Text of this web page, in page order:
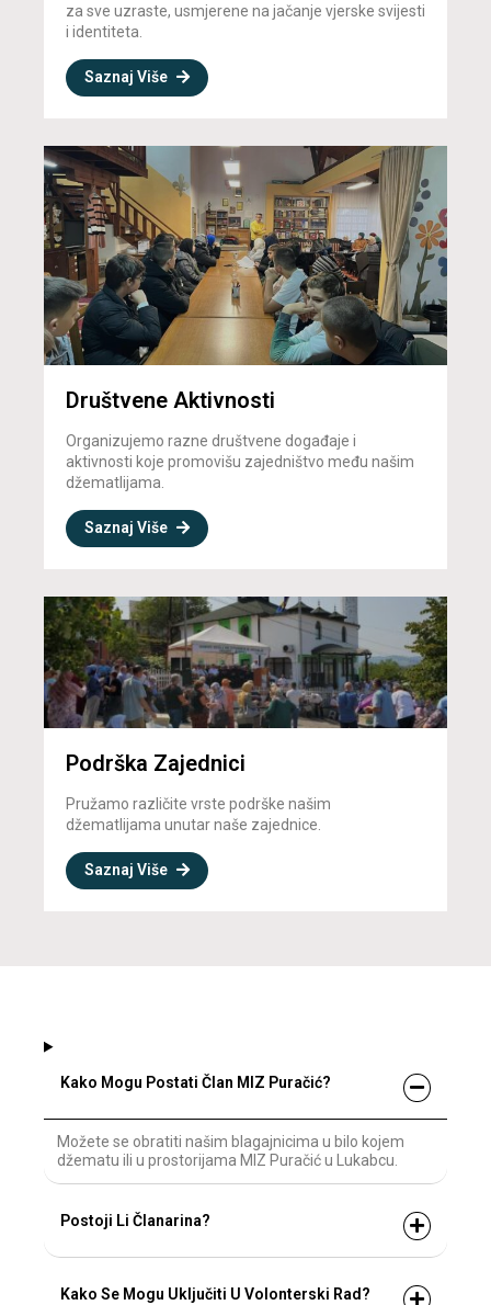
za sve uzraste, usmjerene na jačanje vjerske svijesti
i identiteta.
Saznaj Više
Društvene Aktivnosti
Organizujemo razne društvene događaje i
aktivnosti koje promovišu zajedništvo među našim
džematlijama.
Saznaj Više
Podrška Zajednici
Pružamo različite vrste podrške našim
džematlijama unutar naše zajednice.
Saznaj Više
Kako Mogu Postati Član MIZ Puračić?
Možete se obratiti našim blagajnicima u bilo kojem
džematu ili u prostorijama MIZ Puračić u Lukabcu.
Postoji Li Članarina?
Kako Se Mogu Uključiti U Volonterski Rad?